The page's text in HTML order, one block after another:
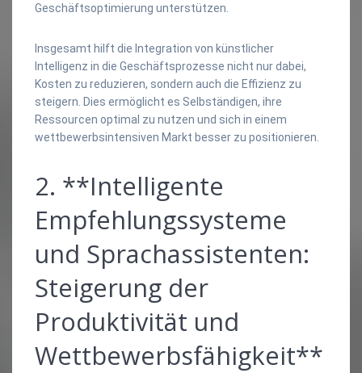
Geschäftsoptimierung unterstützen.
Insgesamt hilft die Integration von künstlicher
Intelligenz in die Geschäftsprozesse nicht nur dabei,
Kosten zu reduzieren, sondern auch die Effizienz zu
steigern. Dies ermöglicht es Selbständigen, ihre
Ressourcen optimal zu nutzen und sich in einem
wettbewerbsintensiven Markt besser zu positionieren.
2. **Intelligente
Empfehlungssysteme
und Sprachassistenten:
Steigerung der
Produktivität und
Wettbewerbsfähigkeit**